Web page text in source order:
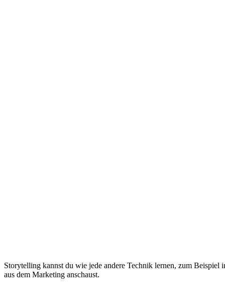
Storytelling kannst du wie jede andere Technik lernen, zum Beispiel
aus dem Marketing anschaust.